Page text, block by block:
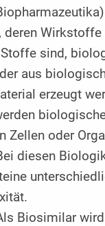
deren Wirkstoffe
sind,
aus
erzeugt
Zellen oder
diesen
Biosimilar